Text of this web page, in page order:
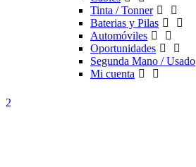
Tinta / Tonner
Baterias y Pilas
Automóviles
Oportunidades
Segunda Mano / Usado
Mi cuenta